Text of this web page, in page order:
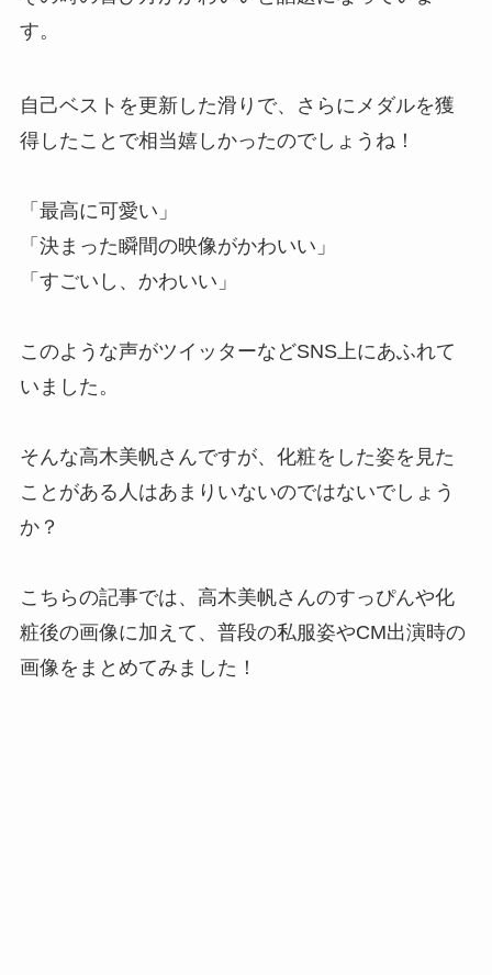
す。
自己ベストを更新した滑りで、さらにメダルを獲
得したことで相当嬉しかったのでしょうね！
「最高に可愛い」
「決まった瞬間の映像がかわいい」
「すごいし、かわいい」
このような声がツイッターなどSNS上にあふれて
いました。
そんな高木美帆さんですが、化粧をした姿を見た
ことがある人はあまりいないのではないでしょう
か？
こちらの記事では、高木美帆さんのすっぴんや化
粧後の画像に加えて、普段の私服姿やCM出演時の
画像をまとめてみました！